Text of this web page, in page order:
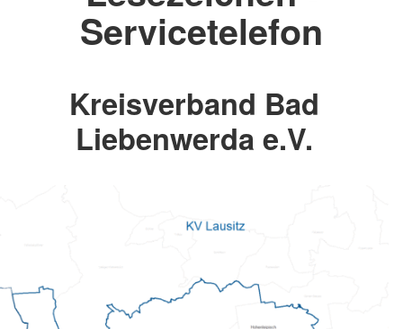
Servicetelefon
Kreisverband Bad
Liebenwerda e.V.